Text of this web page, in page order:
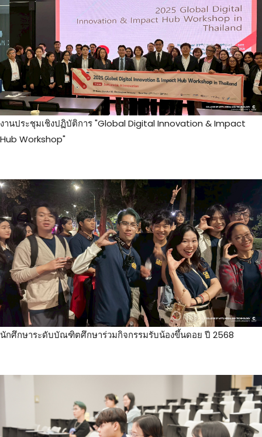
งานประชุมเชิงปฏิบัติการ "Global Digital Innovation & Impact
Hub Workshop"
นักศึกษาระดับบัณฑิตศึกษาร่วมกิจกรรมรับน้องขึ้นดอย ปี 2568